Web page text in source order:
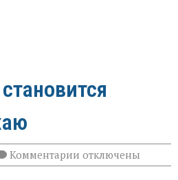
Комментарии к
записи
отключены